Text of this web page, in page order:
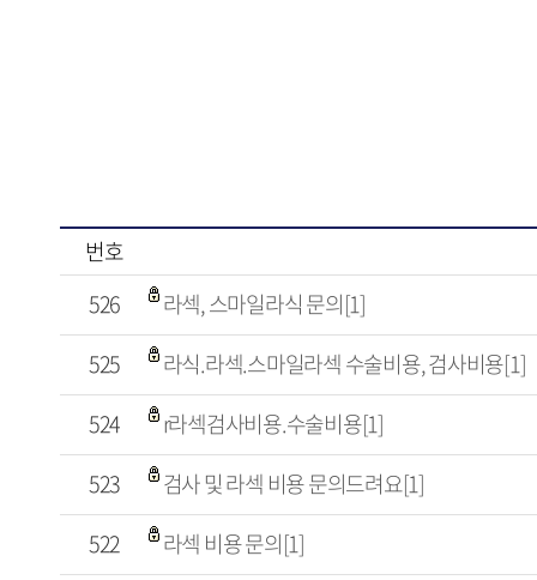
번호
526
라섹, 스마일라식 문의[1]
525
라식.라섹.스마일라섹 수술비용, 검사비용[1]
524
r라섹검사비용.수술비용[1]
523
검사 및 라섹 비용 문의드려요[1]
522
라섹 비용 문의[1]